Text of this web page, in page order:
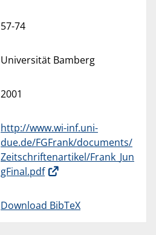
57-74
Universität Bamberg
2001
http://www.wi-inf.uni-
due.de/FGFrank/documents/
Zeitschriftenartikel/Frank_Jun
gFinal.pdf
Download BibTeX